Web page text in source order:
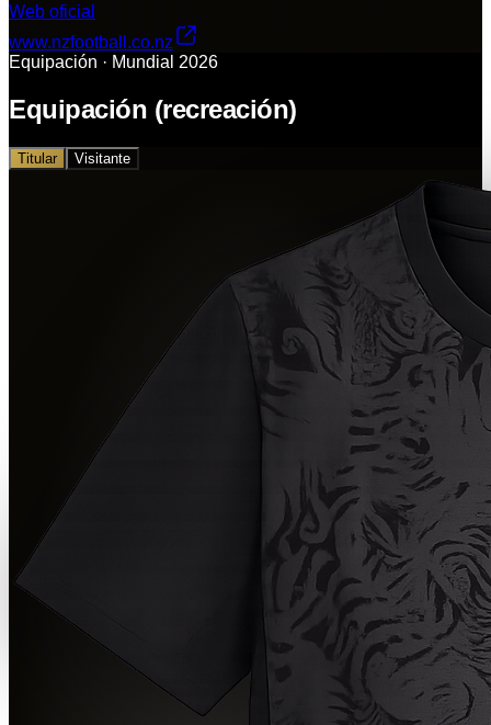
Web oficial
www.nzfootball.co.nz
Equipación · Mundial 2026
Equipación (recreación)
Titular Visitante